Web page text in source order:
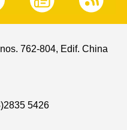
762-804, Edif. China
5426